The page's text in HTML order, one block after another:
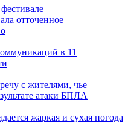
отточенное
в 11
с жителями, чье
атаки БПЛА
жаркая и сухая погода